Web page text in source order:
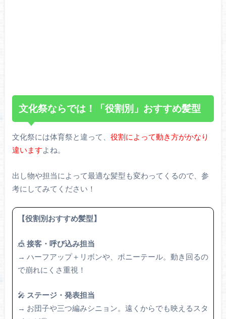
文化祭ならでは！「役割別」おすすめ髪型
文化祭には体育祭と違って、 役割によって動き方がかなり
違いますよね。
出し物や担当によって最適な髪型も変わってくるので、参
考にしてみてください！
【役割別おすすめ髪型】
🎪 接客・呼び込み担当
→ ハーフアップ＋リボンや、ポニーテール。動き回るの
で崩れにくさ重視！
🎤 ステージ・発表担当
→ お団子や三つ編みシニョン。遠くからでも映えるスタ